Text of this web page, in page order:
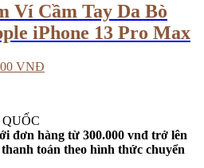
Ví Cầm Tay Da Bò
iPhone 13 Pro Max
VNĐ
đơn hàng từ 300.000 vnđ trở lên
toán theo hình thức chuyển